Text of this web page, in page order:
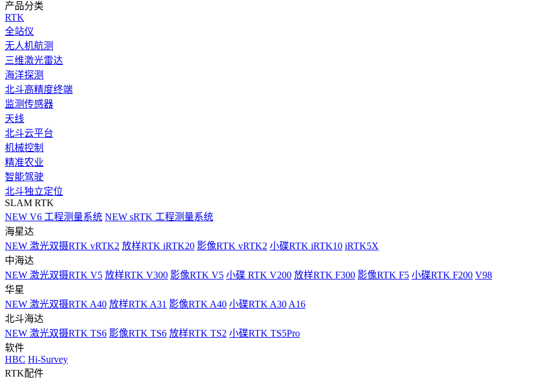
产品分类
RTK
全站仪
无人机航测
三维激光雷达
海洋探测
北斗高精度终端
监测传感器
天线
北斗云平台
机械控制
精准农业
智能驾驶
北斗独立定位
SLAM RTK
NEW V6 工程测量系统 NEW sRTK 工程测量系统
海星达
NEW 激光双摄RTK vRTK2 放样RTK iRTK20 影像RTK vRTK2 小碟RTK iRTK10 iRTK5X
中海达
NEW 激光双摄RTK V5 放样RTK V300 影像RTK V5 小碟 RTK V200 放样RTK F300 影像RTK F5 小碟RTK F200 V98
华星
NEW 激光双摄RTK A40 放样RTK A31 影像RTK A40 小碟RTK A30 A16
北斗海达
NEW 激光双摄RTK TS6 影像RTK TS6 放样RTK TS2 小碟RTK TS5Pro
软件
HBC Hi-Survey
RTK配件